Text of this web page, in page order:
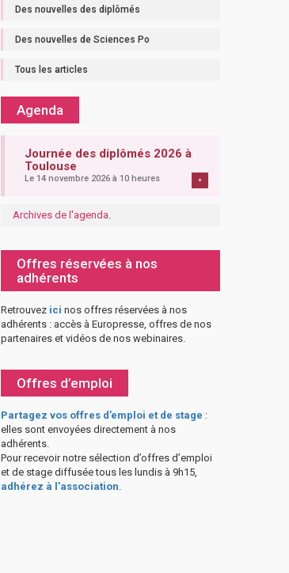
Des nouvelles des diplômés
Des nouvelles de Sciences Po
Tous les articles
Agenda
Journée des diplômés 2026 à
Toulouse
Le 14 novembre 2026 à 10 heures +
Archives de l'agenda.
Offres réservées à nos
adhérents
Retrouvez ici nos offres réservées à nos
adhérents : accès à Europresse, offres de nos
partenaires et vidéos de nos webinaires.
Offres d’emploi
Partagez vos offres d’emploi et de stage :
elles sont envoyées directement à nos
adhérents.
Pour recevoir notre sélection d’offres d’emploi
et de stage diffusée tous les lundis à 9h15,
adhérez à l’association.